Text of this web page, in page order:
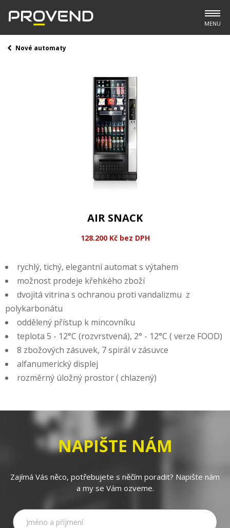
MENU
Nové automaty
AIR SNACK
128.200 Kč bez DPH
rychlý, tichý, elegantní automat s výtahem
možnost prodeje křehkého zboží
dvojitá vitrina s ochranou proti vandalizmu z
polykarbonátu
oddělený přístup k mincovníku
teplota 5 - 12°C (rozvrstvená), 2° - 12°C ( verze FOOD)
8 zbožových zásuvek, 7 spirál v zásuvce
alfanumerický displej
rozměrný úložný prostor ( chlazený)
NAPIŠTE NÁM
Zajímá Vás něco, potřebujete s něčím poradit? Napište nám
a my se Vám ozveme.